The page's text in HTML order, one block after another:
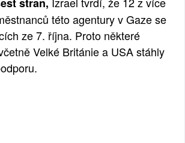
stran,
této agentury v Gaze se
ze 7. října. Proto některé
Velké Británie a USA stáhly